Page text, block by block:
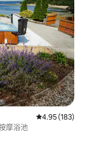
從 183 則評價
4.95 (183)
摩浴池